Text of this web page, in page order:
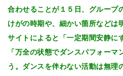
合わせることが１５日、グループ
けがの時期や、細かい箇所などは
サイトによると「一定期間安静に
「万全の状態でダンスパフォー
う。ダンスを伴わない活動は無理